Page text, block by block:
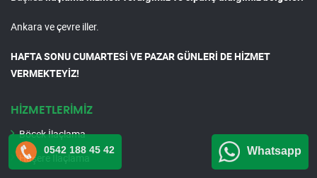
Ankara ve çevre iller.
HAFTA SONU CUMARTESİ VE PAZAR GÜNLERİ DE HİZMET
VERMEKTEYİZ!
HİZMETLERİMİZ
Böcek İlaçlama
Haşere İlaçlama
0542 188 45 42 Whatsapp